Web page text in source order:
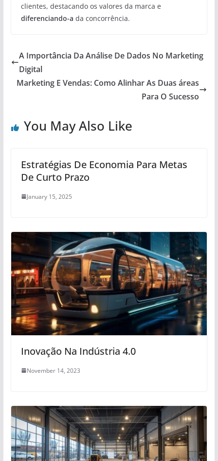
clientes, destacando os valores da marca e
diferenciando-a da concorrência.
A Importância Da Análise De Dados No Marketing
Digital
Marketing E Vendas: Como Alinhar As Duas áreas
Para O Sucesso
You May Also Like
Estratégias De Economia Para Metas
De Curto Prazo
January 15, 2025
Inovação Na Indústria 4.0
November 14, 2023